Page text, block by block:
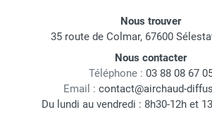
Nous trouver
35 route de Colmar, 67600
Nous contacter
Téléphone : 03 88 08 67
Email : contact@airchaud-
Du lundi au vendredi : 8h30-12h et